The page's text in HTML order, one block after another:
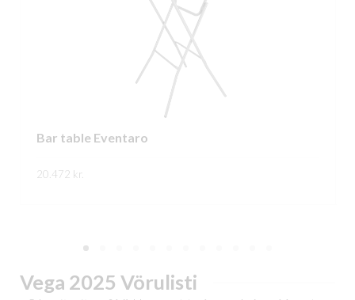
Bar table Eventaro
20.472 kr.
variants.
Vega 2025 Vörulisti